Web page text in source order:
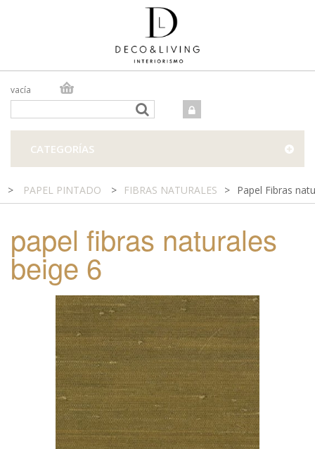
vacía
TIENDA FÍSICA
CATEGORÍAS
> PAPEL PINTADO > FIBRAS NATURALES > Papel Fibras
papel fibras naturales
beige 6